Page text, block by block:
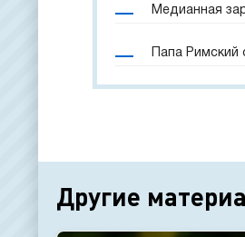
Медианная
Папа
Другие